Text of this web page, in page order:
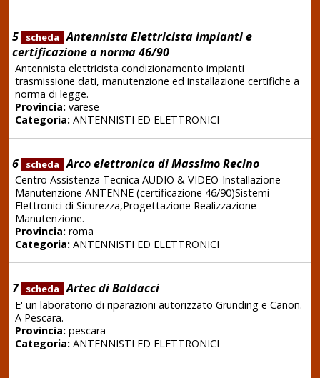
5 scheda Antennista Elettricista impianti e
certificazione a norma 46/90
Antennista elettricista condizionamento impianti
trasmissione dati, manutenzione ed installazione certifiche a
norma di legge.
Provincia:varese
Categoria:ANTENNISTI ED ELETTRONICI
6 scheda Arco elettronica di Massimo Recino
Centro Assistenza Tecnica AUDIO & VIDEO-Installazione
Manutenzione ANTENNE (certificazione 46/90)Sistemi
Elettronici di Sicurezza,Progettazione Realizzazione
Manutenzione.
Provincia:roma
Categoria:ANTENNISTI ED ELETTRONICI
7 scheda Artec di Baldacci
E' un laboratorio di riparazioni autorizzato Grunding e Canon.
A Pescara.
Provincia:pescara
Categoria:ANTENNISTI ED ELETTRONICI